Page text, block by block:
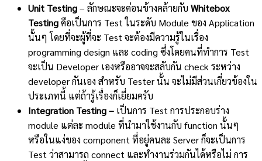
Unit Testing– ลักษณะจะค่อนข้างคล้ายกับ Whitebox
Testingคือเป็นการ Test ในระดับ Module ของ Application
นั้นๆ โดยที่จะผู้ที่จะ Test จะต้องมีความรู้ในเรื่อง
programming design และ coding ซึ่งโดยคนที่ทำการ Test
จะเป็น Developer เองหรืออาจจะสลับกัน check ระหว่าง
developer กันเอง สำหรับ Tester นั้น จะไม่มีส่วนเกี่ยวข้องใน
ประเภทนี้ แต่ถ้ารู้เรื่องก็เยี่ยมครับ
Integration Testing – เป็นการ Test การประกอบร่าง
module แต่ละ module ที่นำมาใช้งานกับ function นั้นๆ
หรือในแง่ของ component ที่อยู่คนละ Server ก็จะเป็นการ
Test ว่าสามารถ connect และทำงานร่วมกันได้หรือไม่ การ